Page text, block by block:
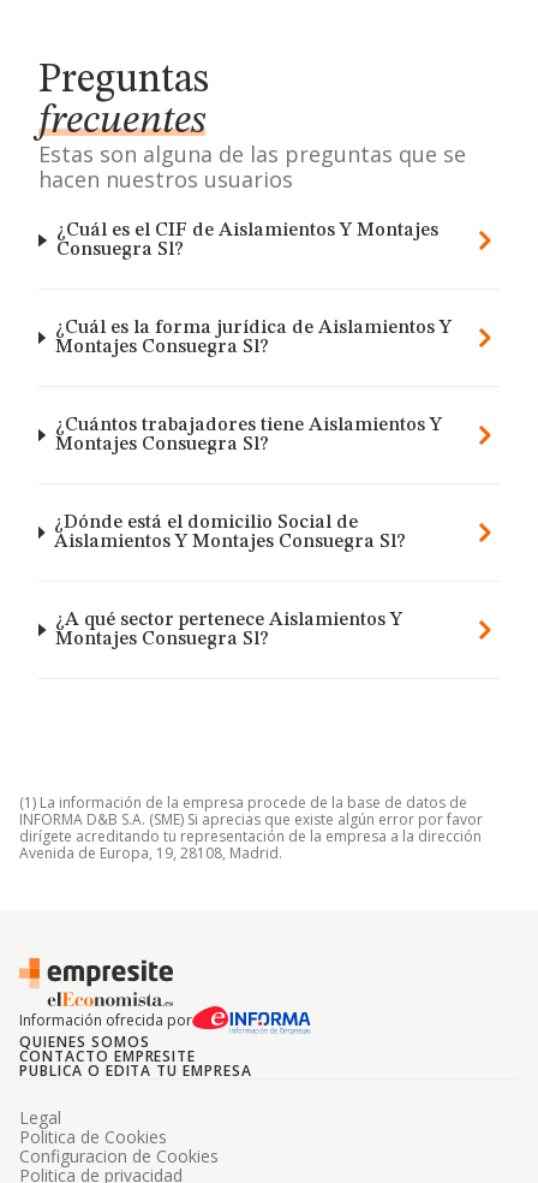
Preguntas
frecuentes
Estas son alguna de las preguntas que se
hacen nuestros usuarios
¿Cuál es el CIF de Aislamientos Y Montajes
Consuegra Sl?
¿Cuál es la forma jurídica de Aislamientos Y
Montajes Consuegra Sl?
¿Cuántos trabajadores tiene Aislamientos Y
Montajes Consuegra Sl?
¿Dónde está el domicilio Social de
Aislamientos Y Montajes Consuegra Sl?
¿A qué sector pertenece Aislamientos Y
Montajes Consuegra Sl?
(1) La información de la empresa procede de la base de datos de
INFORMA D&B S.A. (SME) Si aprecias que existe algún error por favor
dirígete acreditando tu representación de la empresa a la dirección
Avenida de Europa, 19, 28108, Madrid.
Información ofrecida por
QUIENES SOMOS
CONTACTO EMPRESITE
PUBLICA O EDITA TU EMPRESA
Legal
Politica de Cookies
Configuracion de Cookies
Politica de privacidad